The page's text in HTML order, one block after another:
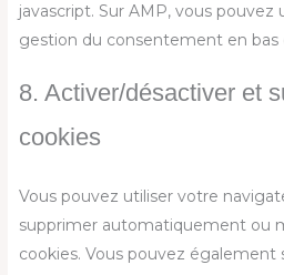
javascript. Sur AMP, vous pouvez
gestion du consentement en bas
8. Activer/désactiver et
cookies
Vous pouvez utiliser votre
supprimer automatiquement ou
cookies. Vous pouvez également